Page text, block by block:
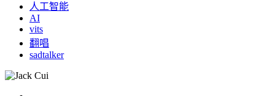
人工智能
AI
vits
翻唱
sadtalker